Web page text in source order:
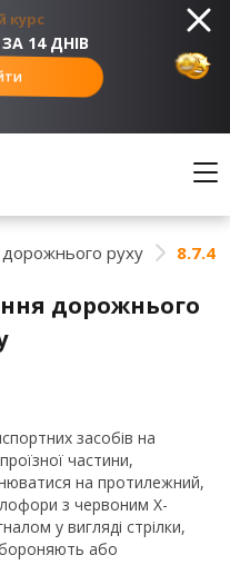
курс
14 ДНІВ
руху 8.7.4
дорожнього
засобів на
частини,
на протилежний,
з червоним Х-
у вигляді стрілки,
або